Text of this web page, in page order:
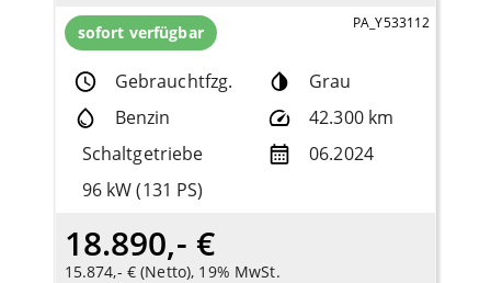
sofort verfügbar PA_Y533112
Gebrauchtfzg.
Grau
Benzin
42.300 km
Schaltgetriebe
06.2024
96 kW (131 PS)
18.890,- €
15.874,- € (Netto), 19% MwSt.